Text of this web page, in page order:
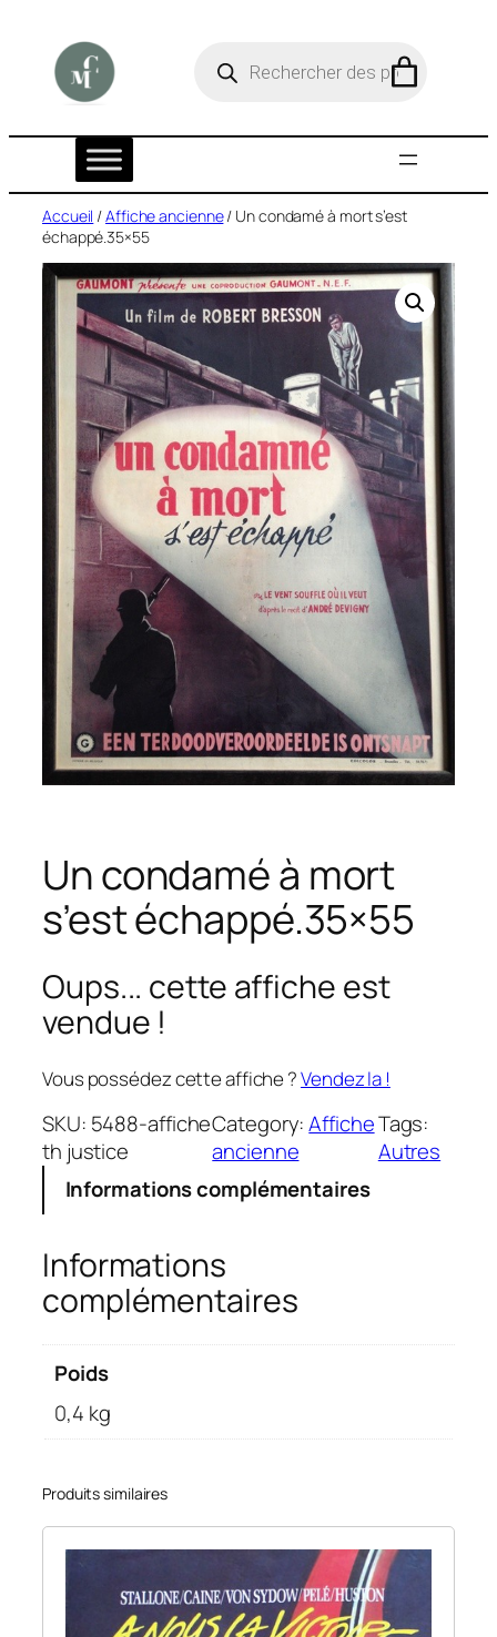
contenu
e
h
e
d
p
r
o
d
i
t
s
Accueil /Affiche ancienne/ Un condamé à mort s’est
échappé.35×55
Un condamé à mort
s’est échappé.35×55
Oups... cette affiche est
vendue !
Vous possédez cette affiche ?Vendez la !
SKU: 5488-affiche
th justice
Category:Affiche
ancienne
Tags:
Autres
Informations complémentaires
Informations
complémentaires
Poids
0,4 kg
Produits similaires